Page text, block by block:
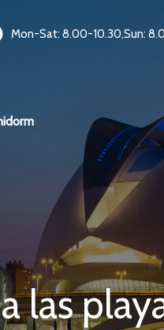
Mon-Sat: 8.00-10.30,Sun:
las